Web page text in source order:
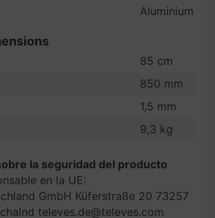
Aluminium
85 cm
850 mm
1,5 mm
9,3 kg
la seguridad del producto
en la UE:
GmbH Küferstraße 20 73257
televes.de@televes.com